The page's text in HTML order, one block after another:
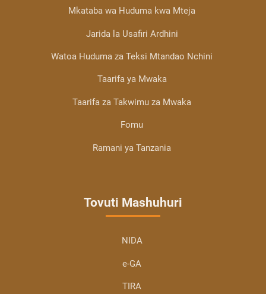
Mkataba wa Huduma kwa Mteja
Jarida la Usafiri Ardhini
Watoa Huduma za Teksi Mtandao Nchini
Taarifa ya Mwaka
Taarifa za Takwimu za Mwaka
Fomu
Ramani ya Tanzania
Tovuti Mashuhuri
NIDA
e-GA
TIRA